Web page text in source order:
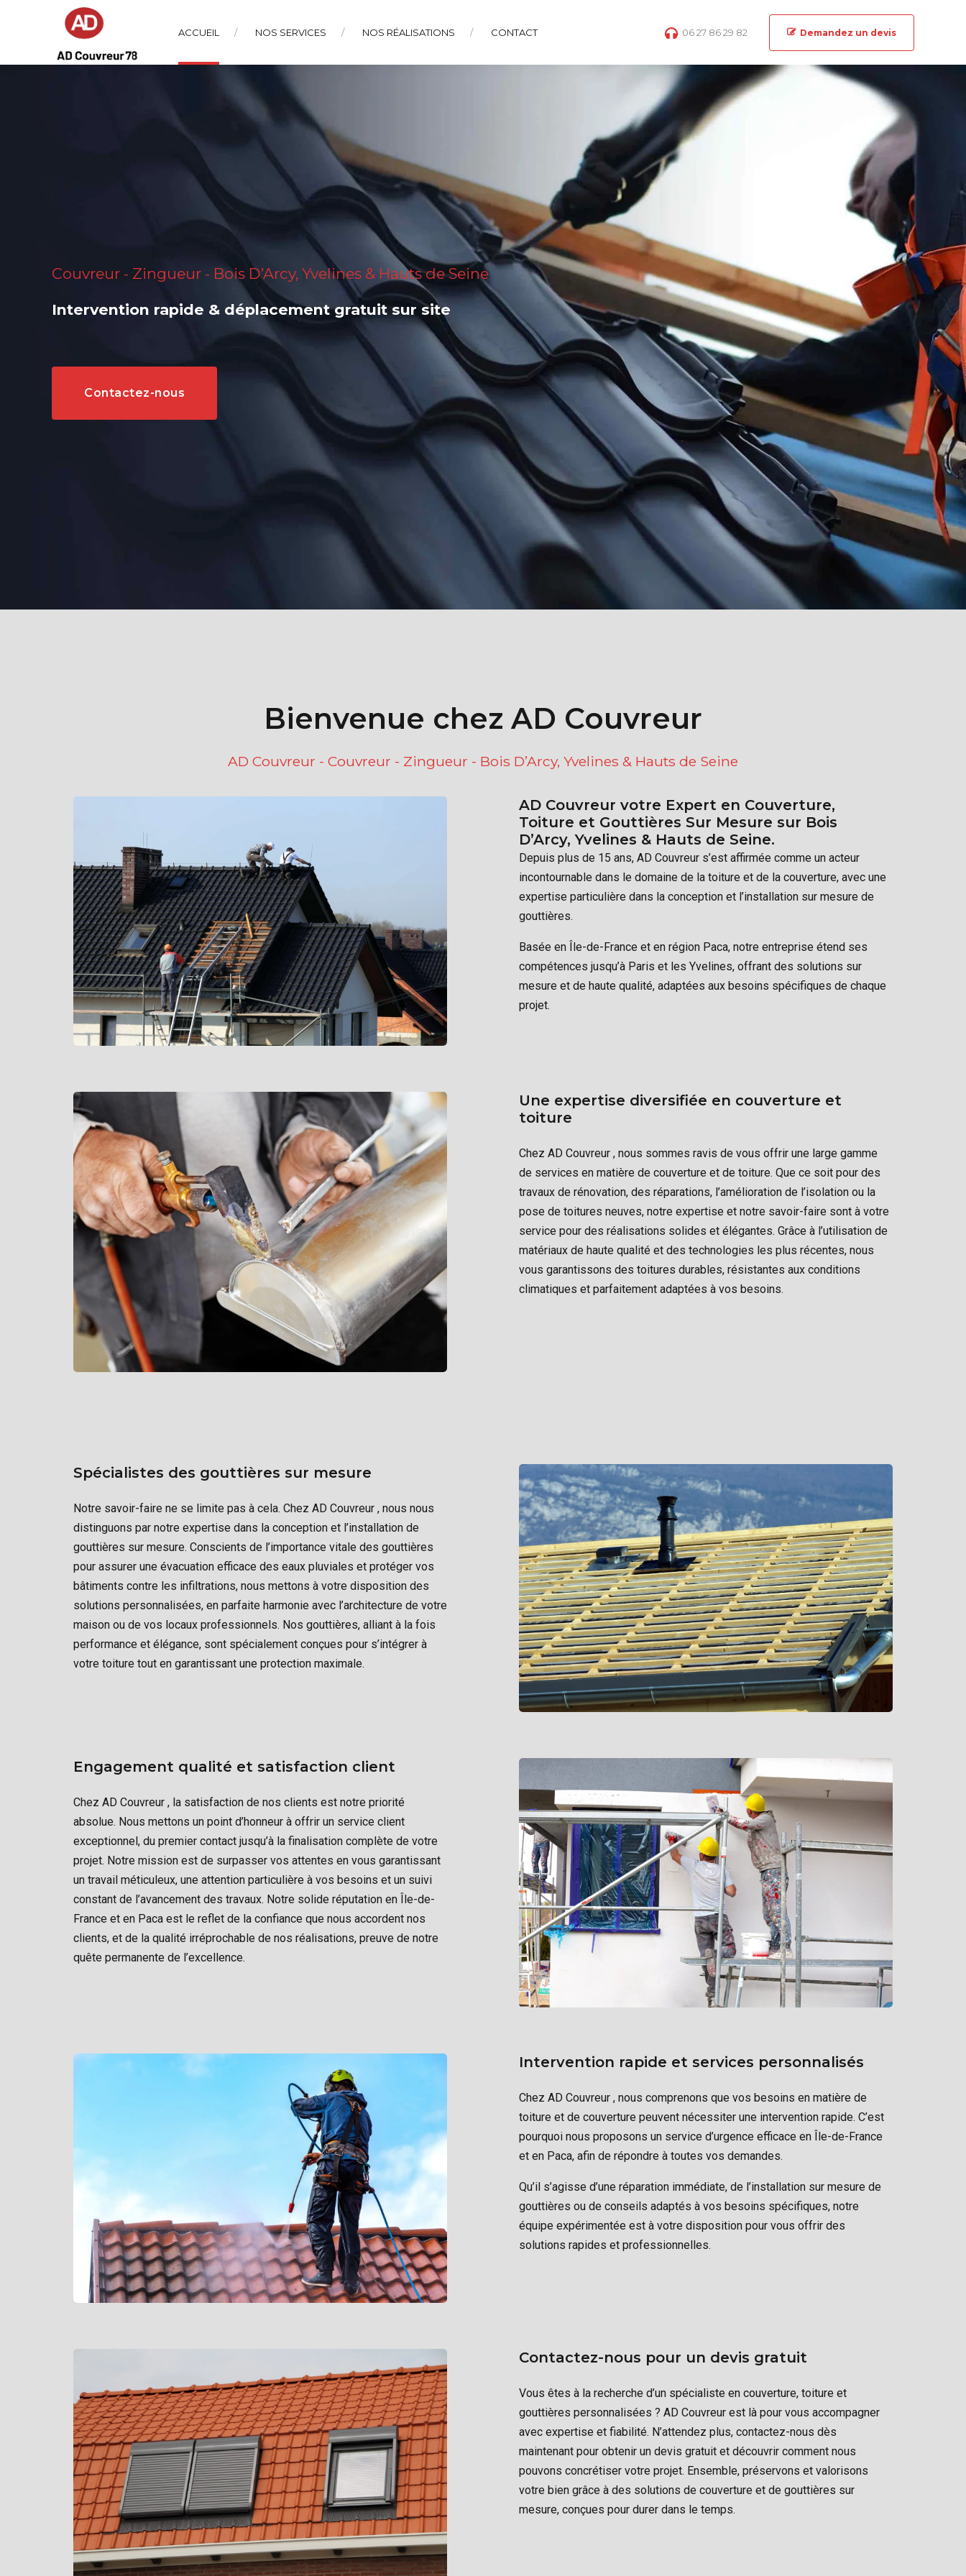
06 27 86 29 82 Demandez un devis
ACCUEIL NOS SERVICES NOS RÉALISATIONS CONTACT
Couvreur - Zingueur - Bois D’Arcy, Yvelines & Hauts de Seine
Intervention rapide & déplacement gratuit sur site
Contactez-nous
Bienvenue chez AD Couvreur
AD Couvreur - Couvreur - Zingueur - Bois D’Arcy, Yvelines & Hauts de Seine
AD Couvreur votre Expert en Couverture,
Toiture et Gouttières Sur Mesure sur Bois
D’Arcy, Yvelines & Hauts de Seine.
Depuis plus de 15 ans, AD Couvreur s’est affirmée comme un acteur
incontournable dans le domaine de la toiture et de la couverture, avec une
expertise particulière dans la conception et l’installation sur mesure de
gouttières.
Basée en Île-de-France et en région Paca, notre entreprise étend ses
compétences jusqu’à Paris et les Yvelines, offrant des solutions sur
mesure et de haute qualité, adaptées aux besoins spécifiques de chaque
projet.
Une expertise diversifiée en couverture et
toiture
Chez AD Couvreur , nous sommes ravis de vous offrir une large gamme
de services en matière de couverture et de toiture. Que ce soit pour des
travaux de rénovation, des réparations, l’amélioration de l’isolation ou la
pose de toitures neuves, notre expertise et notre savoir-faire sont à votre
service pour des réalisations solides et élégantes. Grâce à l’utilisation de
matériaux de haute qualité et des technologies les plus récentes, nous
vous garantissons des toitures durables, résistantes aux conditions
climatiques et parfaitement adaptées à vos besoins.
Spécialistes des gouttières sur mesure
Notre savoir-faire ne se limite pas à cela. Chez AD Couvreur , nous nous
distinguons par notre expertise dans la conception et l’installation de
gouttières sur mesure. Conscients de l’importance vitale des gouttières
pour assurer une évacuation efficace des eaux pluviales et protéger vos
bâtiments contre les infiltrations, nous mettons à votre disposition des
solutions personnalisées, en parfaite harmonie avec l’architecture de votre
maison ou de vos locaux professionnels. Nos gouttières, alliant à la fois
performance et élégance, sont spécialement conçues pour s’intégrer à
votre toiture tout en garantissant une protection maximale.
Engagement qualité et satisfaction client
Chez AD Couvreur , la satisfaction de nos clients est notre priorité
absolue. Nous mettons un point d’honneur à offrir un service client
exceptionnel, du premier contact jusqu’à la finalisation complète de votre
projet. Notre mission est de surpasser vos attentes en vous garantissant
un travail méticuleux, une attention particulière à vos besoins et un suivi
constant de l’avancement des travaux. Notre solide réputation en Île-de-
France et en Paca est le reflet de la confiance que nous accordent nos
clients, et de la qualité irréprochable de nos réalisations, preuve de notre
quête permanente de l’excellence.
Intervention rapide et services personnalisés
Chez AD Couvreur , nous comprenons que vos besoins en matière de
toiture et de couverture peuvent nécessiter une intervention rapide. C’est
pourquoi nous proposons un service d’urgence efficace en Île-de-France
et en Paca, afin de répondre à toutes vos demandes.
Qu’il s’agisse d’une réparation immédiate, de l’installation sur mesure de
gouttières ou de conseils adaptés à vos besoins spécifiques, notre
équipe expérimentée est à votre disposition pour vous offrir des
solutions rapides et professionnelles.
Contactez-nous pour un devis gratuit
Vous êtes à la recherche d’un spécialiste en couverture, toiture et
gouttières personnalisées ? AD Couvreur est là pour vous accompagner
avec expertise et fiabilité. N’attendez plus, contactez-nous dès
maintenant pour obtenir un devis gratuit et découvrir comment nous
pouvons concrétiser votre projet. Ensemble, préservons et valorisons
votre bien grâce à des solutions de couverture et de gouttières sur
mesure, conçues pour durer dans le temps.